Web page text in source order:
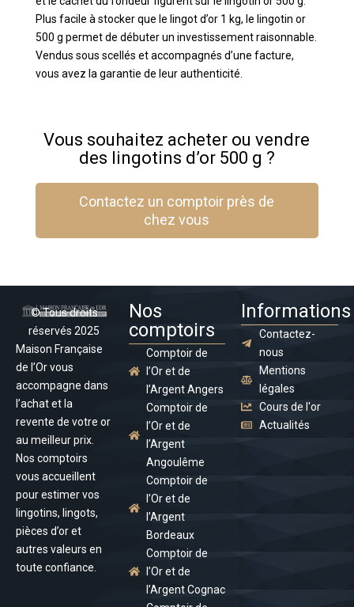
Plus facile à stocker que le lingot d’or 1 kg, le lingotin or
500 g permet de débuter un investissement raisonnable.
Vendus sous scellés et accompagnés d’une facture,
vous avez la garantie de leur authenticité.
Vous souhaitez acheter ou vendre
des lingotins d’or 500 g ?
Contactez un comptoir près de
chez vous
© Tous droits
réservés 2025
Maison Française
de l’Or vous
accompagne dans
l’achat et la
revente de votre or
au meilleur prix.
Nos comptoirs
vous accueillent
pour estimer vos
lingotins, lingots,
pièces d’or et
autres valeurs en
toute confiance.
Nos
comptoirs
Comptoir de
l’Or et de
l’Argent Angers
Comptoir de
l’Or et de
l’Argent
Angoulême
Comptoir de
l’Or et de
l’Argent
Bordeaux
Comptoir de
l’Or et de
l’Argent Cognac
Informations
Contactez-
nous
Mentions
légales
Cours de l'or
Actualités